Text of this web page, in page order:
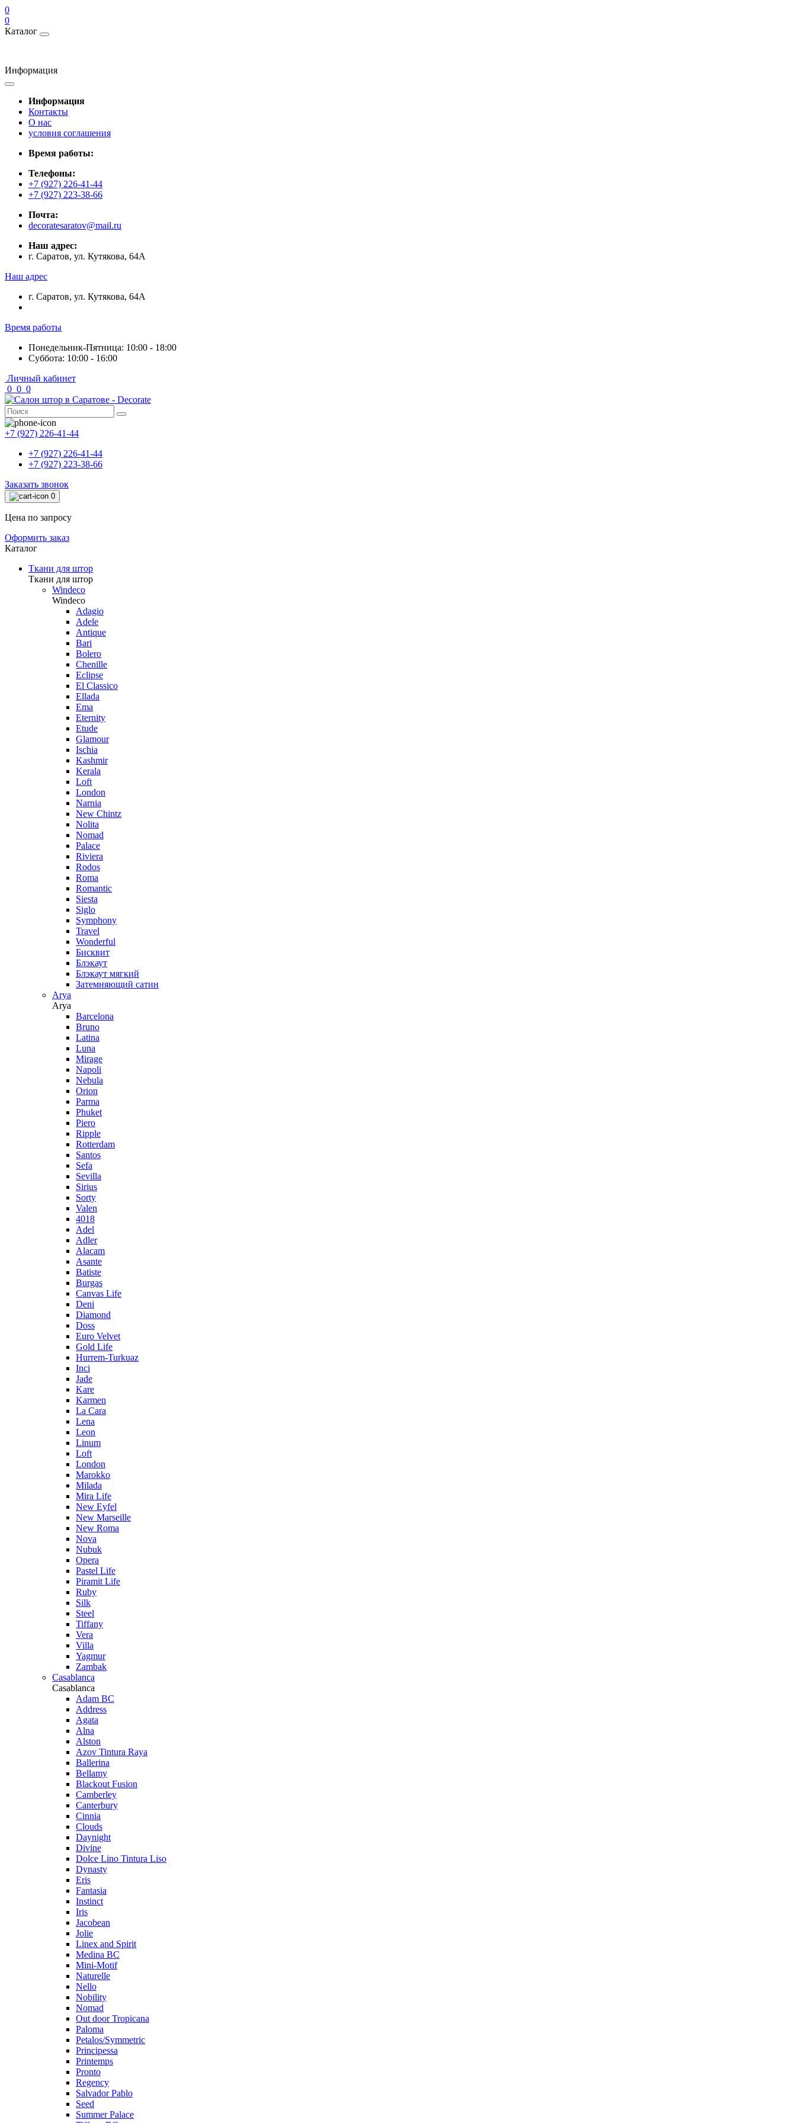
0
0
Каталог
Информация
Информация
Контакты
О нас
условия соглашения
Время работы:
Телефоны:
+7 (927) 226-41-44
+7 (927) 223-38-66
Почта:
decoratesaratov@mail.ru
Наш адрес:
г. Саратов, ул. Кутякова, 64А
Наш адрес
г. Саратов, ул. Кутякова, 64А
Время работы
Понедельник-Пятница: 10:00 - 18:00
Суббота: 10:00 - 16:00
Личный кабинет
0 0 0
+7 (927) 226-41-44
+7 (927) 226-41-44
+7 (927) 223-38-66
Заказать звонок
0
Цена по запросу
Оформить заказ
Каталог
Ткани для штор
Ткани для штор
Windeco
Windeco
Adagio
Adele
Antique
Bari
Bolero
Chenille
Eclipse
El Classico
Ellada
Ema
Eternity
Etude
Glamour
Ischia
Kashmir
Kerala
Loft
London
Narnia
New Chintz
Nolita
Nomad
Palace
Riviera
Rodos
Roma
Romantic
Siesta
Siglo
Symphony
Travel
Wonderful
Бисквит
Блэкаут
Блэкаут мягкий
Затемняющий сатин
Arya
Arya
Barcelona
Bruno
Latina
Luna
Mirage
Napoli
Nebula
Orion
Parma
Phuket
Piero
Ripple
Rotterdam
Santos
Sefa
Sevilla
Sirius
Sorty
Valen
4018
Adel
Adler
Alacam
Asante
Batiste
Burgas
Canvas Life
Deni
Diamond
Doss
Euro Velvet
Gold Life
Hurrem-Turkuaz
Inci
Jade
Kare
Karmen
La Cara
Lena
Leon
Linum
Loft
London
Marokko
Milada
Mira Life
New Eyfel
New Marseille
New Roma
Nova
Nubuk
Opera
Pastel Life
Piramit Life
Ruby
Silk
Steel
Tiffany
Vera
Villa
Yagmur
Zambak
Casablanca
Casablanca
Adam BC
Address
Agata
Alna
Alston
Azov Tintura Raya
Ballerina
Bellamy
Blackout Fusion
Camberley
Canterbury
Cinnia
Clouds
Daynight
Divine
Dolce Lino Tintura Liso
Dynasty
Eris
Fantasia
Instinct
Iris
Jacobean
Jolie
Linex and Spirit
Medina BC
Mini-Motif
Naturelle
Nello
Nobility
Nomad
Out door Tropicana
Paloma
Petalos/Symmetric
Principessa
Printemps
Pronto
Regency
Salvador Pablo
Seed
Summer Palace